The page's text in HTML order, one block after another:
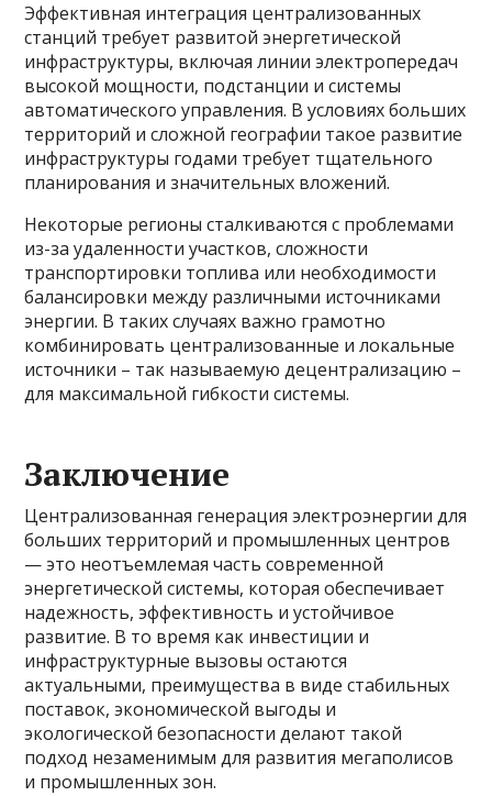
Эффективная интеграция централизованных
станций требует развитой энергетической
инфраструктуры, включая линии электропередач
высокой мощности, подстанции и системы
автоматического управления. В условиях больших
территорий и сложной географии такое развитие
инфраструктуры годами требует тщательного
планирования и значительных вложений.
Некоторые регионы сталкиваются с проблемами
из-за удаленности участков, сложности
транспортировки топлива или необходимости
балансировки между различными источниками
энергии. В таких случаях важно грамотно
комбинировать централизованные и локальные
источники – так называемую децентрализацию –
для максимальной гибкости системы.
Заключение
Централизованная генерация электроэнергии для
больших территорий и промышленных центров
— это неотъемлемая часть современной
энергетической системы, которая обеспечивает
надежность, эффективность и устойчивое
развитие. В то время как инвестиции и
инфраструктурные вызовы остаются
актуальными, преимущества в виде стабильных
поставок, экономической выгоды и
экологической безопасности делают такой
подход незаменимым для развития мегаполисов
и промышленных зон.